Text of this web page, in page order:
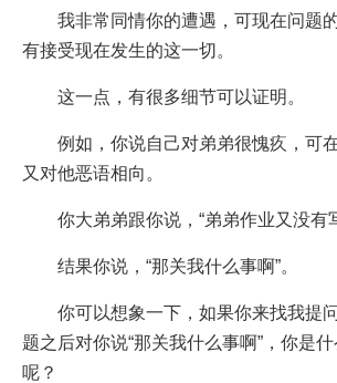
我非常同情你的遭遇，可现在问题
有接受现在发生的这一切。
这一点，有很多细节可以证明。
例如，你说自己对弟弟很愧疚，可
又对他恶语相向。
你大弟弟跟你说，“弟弟作业又没有写
结果你说，“那关我什么事啊”。
你可以想象一下，如果你来找我提问
题之后对你说“那关我什么事啊”，你是
呢？